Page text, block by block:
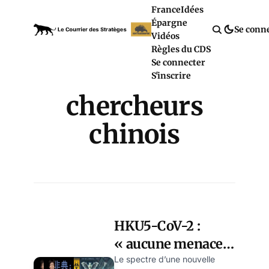
FranceIdées
Épargne
Vidéos
Règles du CDS
Se connecter
S'inscrire
Se
chercheurs
chinois
HKU5-CoV-2 :
« aucune menace
pour la santé
Le spectre d’une nouvelle